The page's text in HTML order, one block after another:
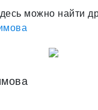
можно найти